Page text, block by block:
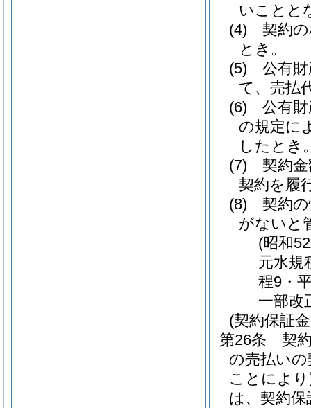
いことと
(4)
契約
とき。
(5)
公有
て、売払
(6)
公有
の規定に
したとき
(7)
契約
契約を履
(8)
契約
がないと
(昭和
元水規
程9・
一部改
(契約保証
第26条
契
の売払い
ことによ
は、契約